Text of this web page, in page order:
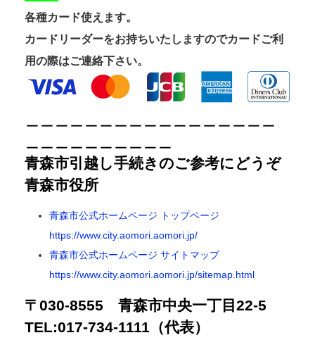
各種カード使えます。
カードリーダーをお持ちいたしますのでカードご利
用の際はご連絡下さい。
青森市引越し手続きのご参考にどうぞ
青森市役所
青森市公式ホームページ トップページ
https://www.city.aomori.aomori.jp/
青森市公式ホームページ サイトマップ
https://www.city.aomori.aomori.jp/sitemap.html
〒030-8555 青森市中央一丁目22-5
TEL:017-734-1111（代表）